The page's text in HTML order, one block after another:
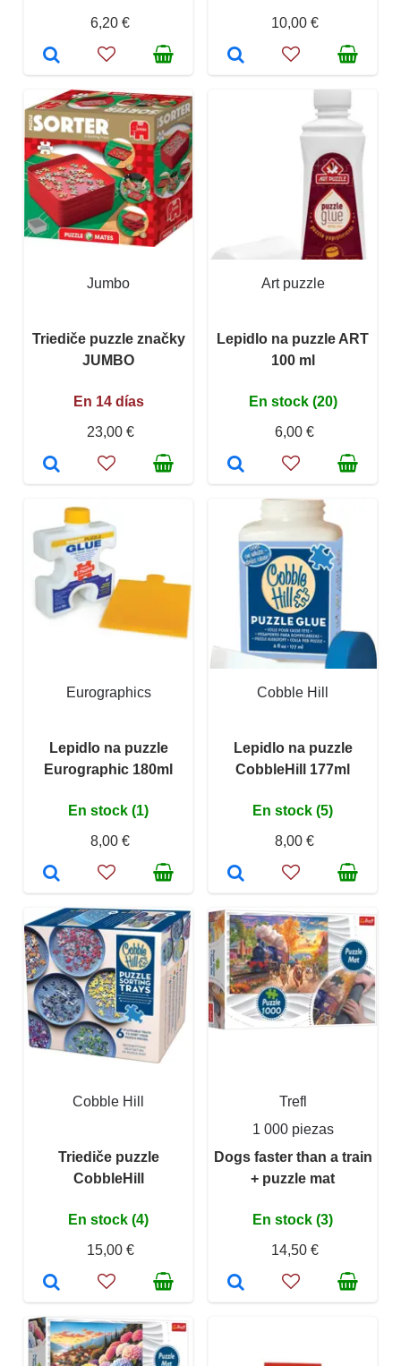
6,20 €
10,00 €
Jumbo
Triediče puzzle značky
JUMBO
En 14 días
23,00 €
Art puzzle
Lepidlo na puzzle ART
100 ml
En stock (20)
6,00 €
Eurographics
Lepidlo na puzzle
Eurographic 180ml
En stock (1)
8,00 €
Cobble Hill
Lepidlo na puzzle
CobbleHill 177ml
En stock (5)
8,00 €
Cobble Hill
Triediče puzzle
CobbleHill
En stock (4)
15,00 €
Trefl
1 000 piezas
Dogs faster than a train
+ puzzle mat
En stock (3)
14,50 €